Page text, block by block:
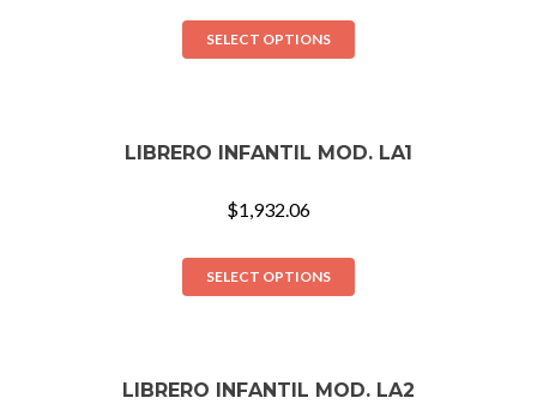
SELECT OPTIONS
LIBRERO INFANTIL MOD. LA1
$1,932.06
SELECT OPTIONS
LIBRERO INFANTIL MOD. LA2